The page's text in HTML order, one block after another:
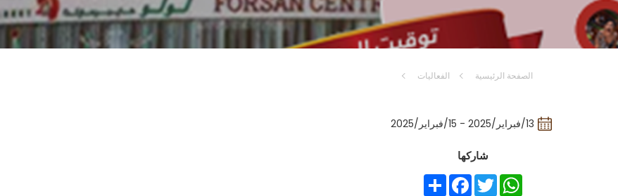
الصفحة الرئيسية الفعاليات
13/فبراير/2025 - 15/فبراير/2025
شاركها
ShareFacebook TwitterWhatsApp